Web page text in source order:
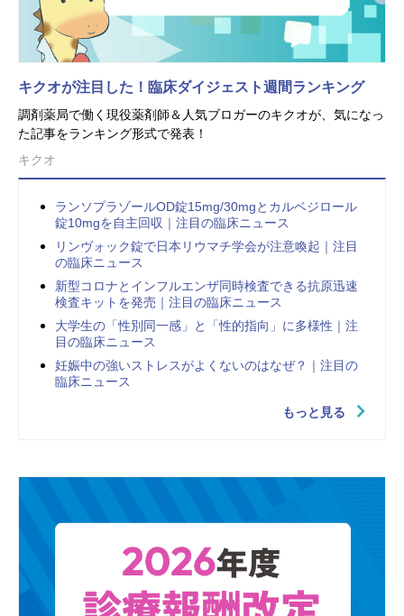
キクオが注目した！臨床ダイジェスト週間ランキング
調剤薬局で働く現役薬剤師＆人気ブロガーのキクオが、気になっ
た記事をランキング形式で発表！
キクオ
ランソプラゾールOD錠15mg/30mgとカルベジロール
錠10mgを自主回収｜注目の臨床ニュース
リンヴォック錠で日本リウマチ学会が注意喚起｜注目
の臨床ニュース
新型コロナとインフルエンザ同時検査できる抗原迅速
検査キットを発売｜注目の臨床ニュース
大学生の「性別同一感」と「性的指向」に多様性｜注
目の臨床ニュース
妊娠中の強いストレスがよくないのはなぜ？｜注目の
臨床ニュース
もっと見る